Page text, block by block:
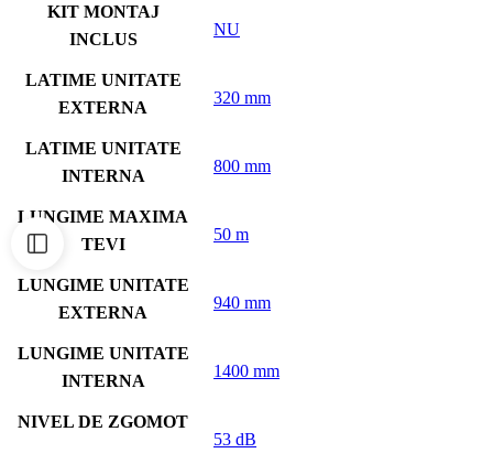
KIT MONTAJ
INCLUS
NU
LATIME UNITATE
EXTERNA
320 mm
LATIME UNITATE
INTERNA
800 mm
LUNGIME MAXIMA
TEVI
50 m
LUNGIME UNITATE
EXTERNA
940 mm
LUNGIME UNITATE
INTERNA
1400 mm
NIVEL DE ZGOMOT
53 dB